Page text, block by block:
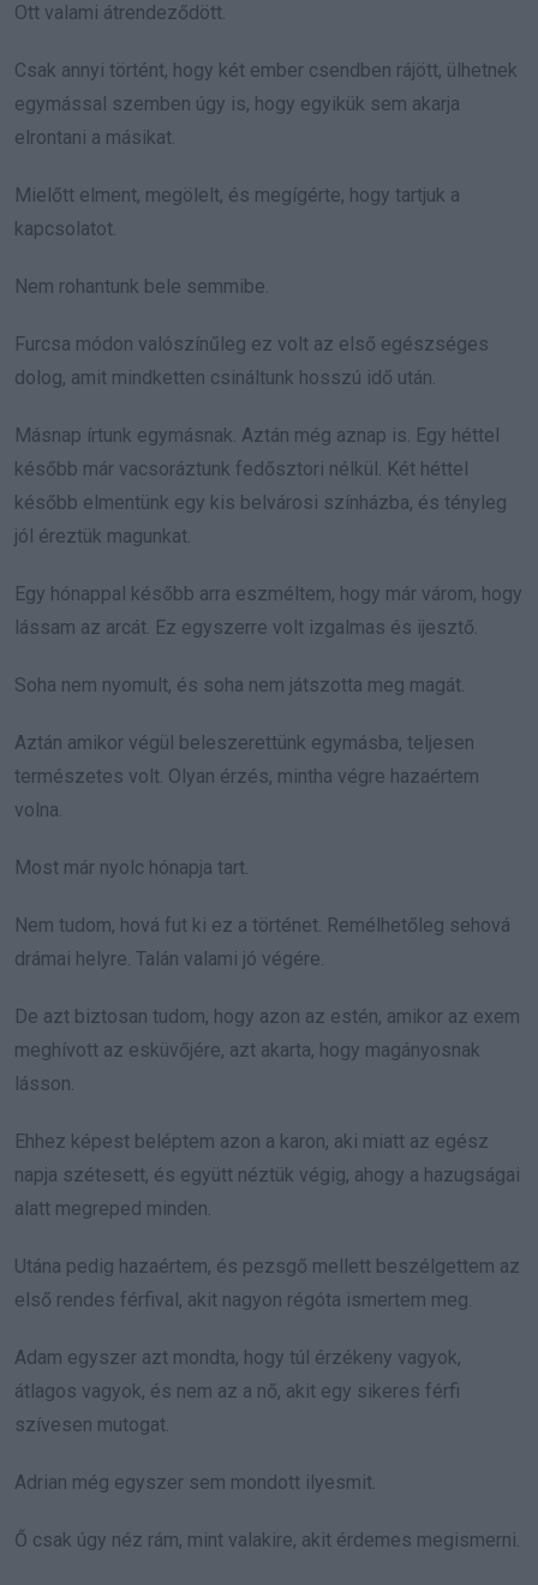
Ott valami átrendeződött.
Csak annyi történt, hogy két ember csendben rájött, ülhetnek
egymással szemben úgy is, hogy egyikük sem akarja
elrontani a másikat.
Mielőtt elment, megölelt, és megígérte, hogy tartjuk a
kapcsolatot.
Nem rohantunk bele semmibe.
Furcsa módon valószínűleg ez volt az első egészséges
dolog, amit mindketten csináltunk hosszú idő után.
Másnap írtunk egymásnak. Aztán még aznap is. Egy héttel
később már vacsoráztunk fedősztori nélkül. Két héttel
később elmentünk egy kis belvárosi színházba, és tényleg
jól éreztük magunkat.
Egy hónappal később arra eszméltem, hogy már várom, hogy
lássam az arcát. Ez egyszerre volt izgalmas és ijesztő.
Soha nem nyomult, és soha nem játszotta meg magát.
Aztán amikor végül beleszerettünk egymásba, teljesen
természetes volt. Olyan érzés, mintha végre hazaértem
volna.
Most már nyolc hónapja tart.
Nem tudom, hová fut ki ez a történet. Remélhetőleg sehová
drámai helyre. Talán valami jó végére.
De azt biztosan tudom, hogy azon az estén, amikor az exem
meghívott az esküvőjére, azt akarta, hogy magányosnak
lásson.
Ehhez képest beléptem azon a karon, aki miatt az egész
napja szétesett, és együtt néztük végig, ahogy a hazugságai
alatt megreped minden.
Utána pedig hazaértem, és pezsgő mellett beszélgettem az
első rendes férfival, akit nagyon régóta ismertem meg.
Adam egyszer azt mondta, hogy túl érzékeny vagyok,
átlagos vagyok, és nem az a nő, akit egy sikeres férfi
szívesen mutogat.
Adrian még egyszer sem mondott ilyesmit.
Ő csak úgy néz rám, mint valakire, akit érdemes megismerni.